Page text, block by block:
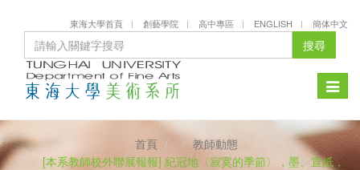
東海大學首頁 創藝學院 高中專區 ENGLISH 簡体中文
搜尋
Toggle
首頁
教師動態
[本系教師校外聯展報報] 紀冠地〈寂寞的季節〉，墨、宣紙，